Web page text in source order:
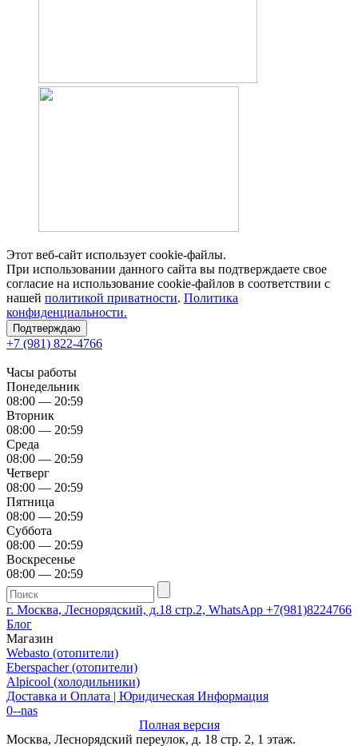
Этот веб-сайт использует cookie-файлы.
При использовании данного сайта вы подтверждаете свое
согласие на использование cookie-файлов в соответствии с
нашей политикой приватности. Политика
конфиденциальности.
Подтверждаю
+7 (981) 822-4766
Часы работы
Понедельник
08:00 — 20:59
Вторник
08:00 — 20:59
Среда
08:00 — 20:59
Четверг
08:00 — 20:59
Пятница
08:00 — 20:59
Суббота
08:00 — 20:59
Воскресенье
08:00 — 20:59
г. Москва, Леснорядский, д.18 стр.2, WhatsApp +7(981)8224766
Блог
Магазин
Webasto (отопители)
Eberspacher (отопители)
Alpicool (холодильники)
Доставка и Оплата | Юридическая Информация
0--nas
Полная версия
Москва, Леснорядский переулок, д. 18 стр. 2, 1 этаж.